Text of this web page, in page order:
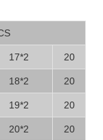
17*2 20
18*2 20
19*2 20
20*2 20